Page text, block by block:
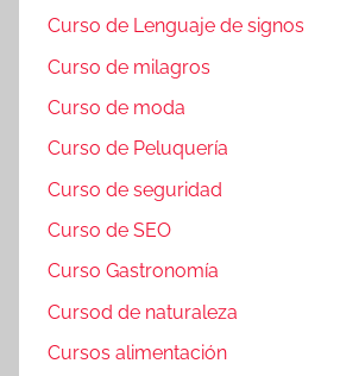
Curso de Lenguaje de signos
Curso de milagros
Curso de moda
Curso de Peluquería
Curso de seguridad
Curso de SEO
Curso Gastronomía
Cursod de naturaleza
Cursos alimentación